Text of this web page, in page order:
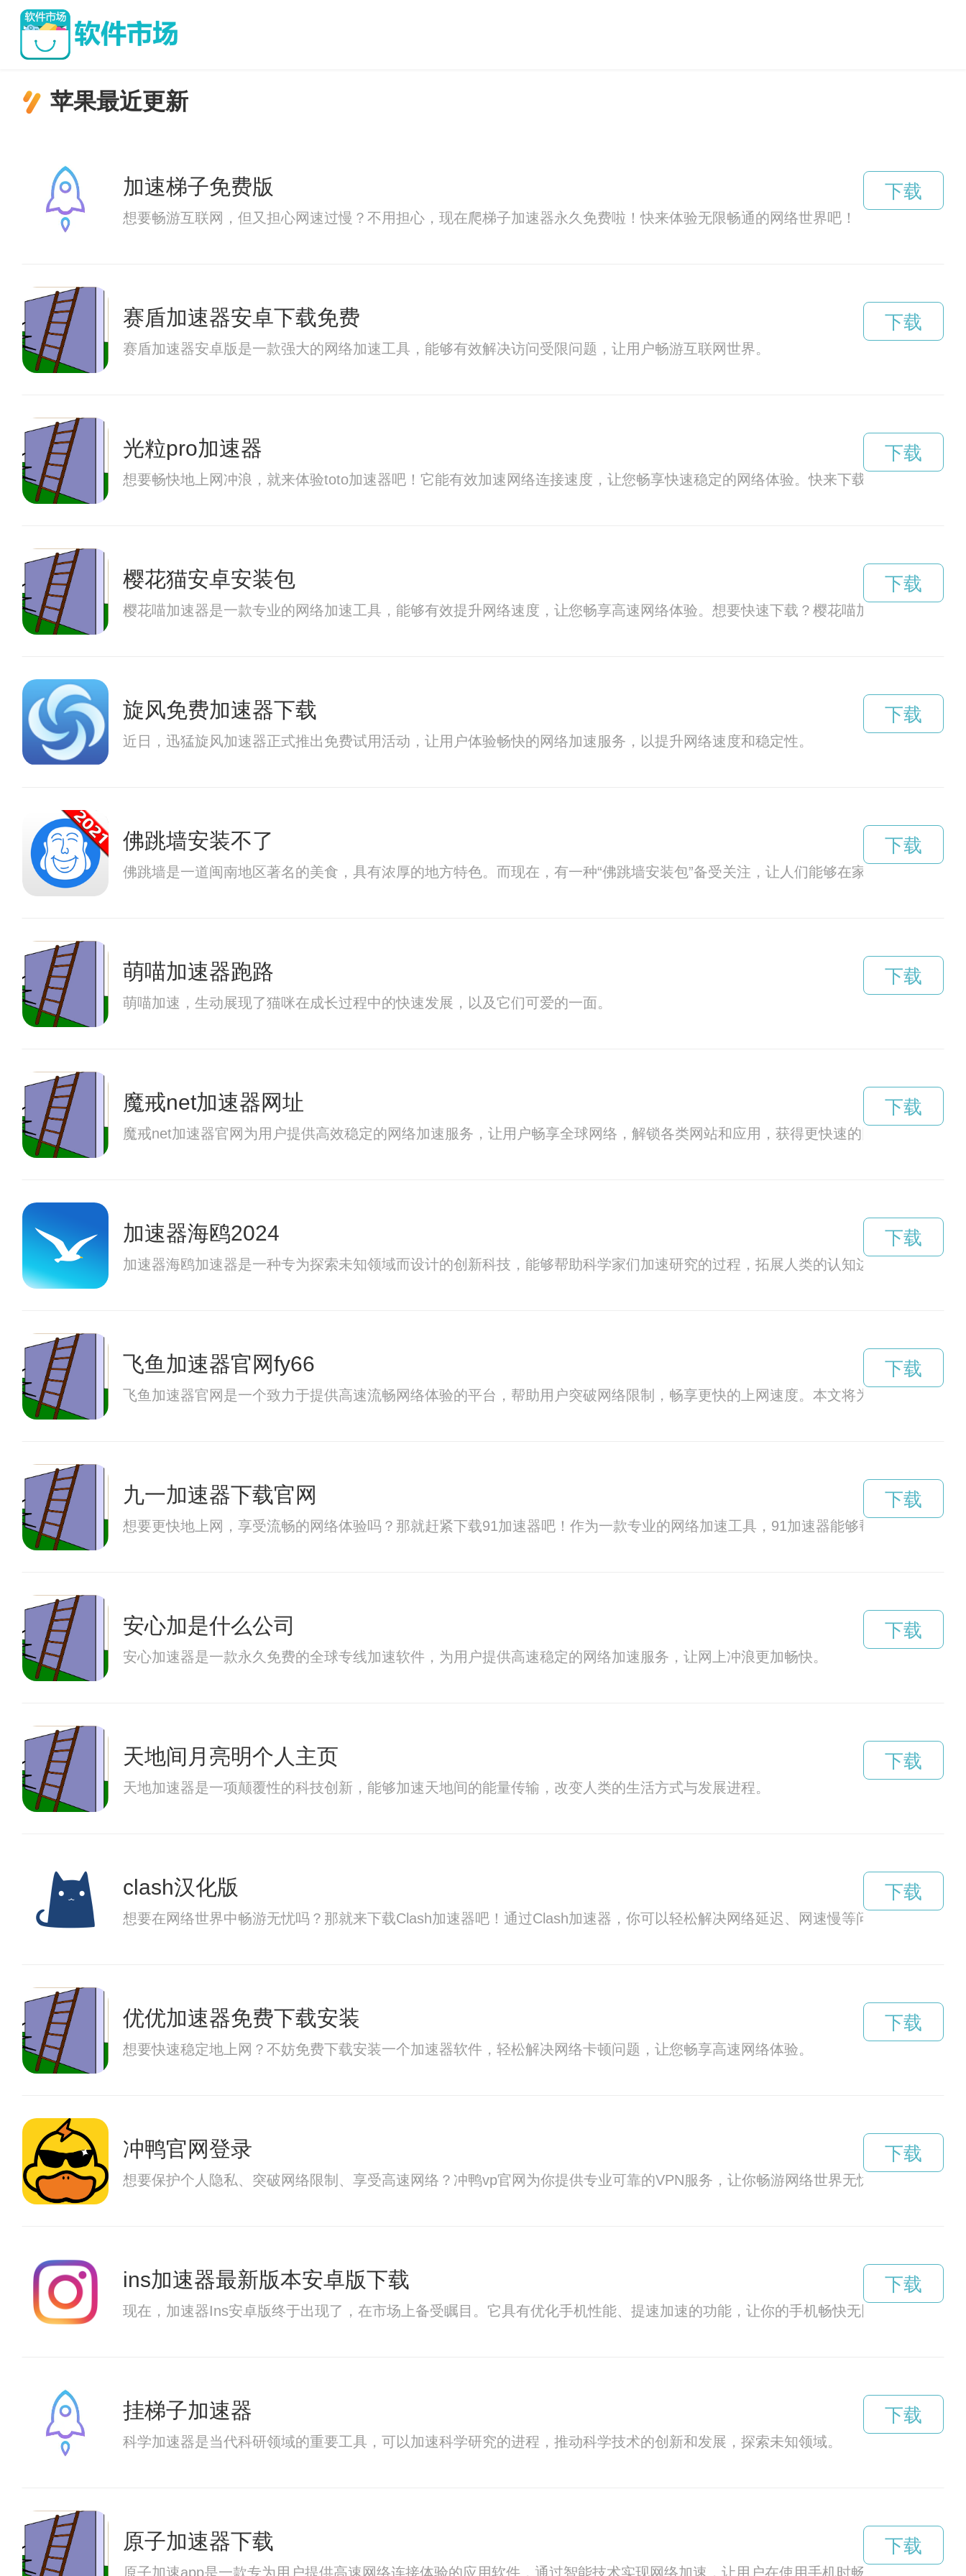
苹果最近更新
加速梯子免费版
想要畅游互联网，但又担心网速过慢？不用担心，现在爬梯子加速器永久免费啦！快来体验无限畅通的网络世界吧！
下载
赛盾加速器安卓下载免费
赛盾加速器安卓版是一款强大的网络加速工具，能够有效解决访问受限问题，让用户畅游互联网世界。
下载
光粒pro加速器
想要畅快地上网冲浪，就来体验toto加速器吧！它能有效加速网络连接速度，让您畅享快速稳定的网络体验。快来下载吧！
下载
樱花猫安卓安装包
樱花喵加速器是一款专业的网络加速工具，能够有效提升网络速度，让您畅享高速网络体验。想要快速下载？樱花喵加速器助您一臂
下载
旋风免费加速器下载
近日，迅猛旋风加速器正式推出免费试用活动，让用户体验畅快的网络加速服务，以提升网络速度和稳定性。
下载
佛跳墙安装不了
佛跳墙是一道闽南地区著名的美食，具有浓厚的地方特色。而现在，有一种“佛跳墙安装包”备受关注，让人们能够在家中轻松制作这
下载
萌喵加速器跑路
萌喵加速，生动展现了猫咪在成长过程中的快速发展，以及它们可爱的一面。
下载
魔戒net加速器网址
魔戒net加速器官网为用户提供高效稳定的网络加速服务，让用户畅享全球网络，解锁各类网站和应用，获得更快速的网络连接体验。
下载
加速器海鸥2024
加速器海鸥加速器是一种专为探索未知领域而设计的创新科技，能够帮助科学家们加速研究的过程，拓展人类的认知边界。
下载
飞鱼加速器官网fy66
飞鱼加速器官网是一个致力于提供高速流畅网络体验的平台，帮助用户突破网络限制，畅享更快的上网速度。本文将为您揭秘飞鱼
下载
九一加速器下载官网
想要更快地上网，享受流畅的网络体验吗？那就赶紧下载91加速器吧！作为一款专业的网络加速工具，91加速器能够帮助你加速网
下载
安心加是什么公司
安心加速器是一款永久免费的全球专线加速软件，为用户提供高速稳定的网络加速服务，让网上冲浪更加畅快。
下载
天地间月亮明个人主页
天地加速器是一项颠覆性的科技创新，能够加速天地间的能量传输，改变人类的生活方式与发展进程。
下载
clash汉化版
想要在网络世界中畅游无忧吗？那就来下载Clash加速器吧！通过Clash加速器，你可以轻松解决网络延迟、网速慢等问题，让你的网
下载
优优加速器免费下载安装
想要快速稳定地上网？不妨免费下载安装一个加速器软件，轻松解决网络卡顿问题，让您畅享高速网络体验。
下载
冲鸭官网登录
想要保护个人隐私、突破网络限制、享受高速网络？冲鸭vp官网为你提供专业可靠的VPN服务，让你畅游网络世界无忧。
下载
ins加速器最新版本安卓版下载
现在，加速器Ins安卓版终于出现了，在市场上备受瞩目。它具有优化手机性能、提速加速的功能，让你的手机畅快无比。
下载
挂梯子加速器
科学加速器是当代科研领域的重要工具，可以加速科学研究的进程，推动科学技术的创新和发展，探索未知领域。
下载
原子加速器下载
原子加速app是一款专为用户提供高速网络连接体验的应用软件，通过智能技术实现网络加速，让用户在使用手机时畅享流畅体验
下载